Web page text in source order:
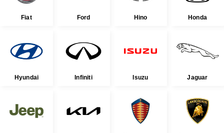
Fiat Ford Hino Honda
Hyundai Infiniti Isuzu Jaguar